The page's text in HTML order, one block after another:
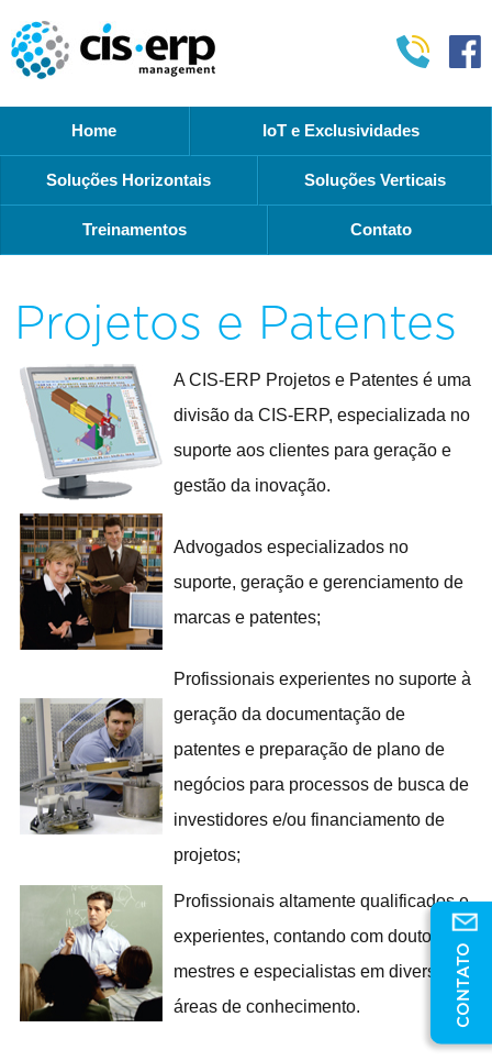
CONTATO
Home IoT e Exclusividades
Soluções Horizontais Soluções Verticais
Treinamentos Contato
Projetos e Patentes
A CIS-ERP Projetos e Patentes é uma
divisão da CIS-ERP, especializada no
suporte aos clientes para geração e
gestão da inovação.
Advogados especializados no
suporte, geração e gerenciamento de
marcas e patentes;
Profissionais experientes no suporte à
geração da documentação de
patentes e preparação de plano de
negócios para processos de busca de
investidores e/ou financiamento de
projetos;
Profissionais altamente qualificados e
experientes, contando com doutores,
mestres e especialistas em diversas
áreas de conhecimento.